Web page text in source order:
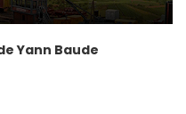
Yann Baude